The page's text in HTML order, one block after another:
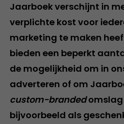
Jaarboek verschijnt in
verplichte kost voor
marketing te maken
bieden een beperkt
de mogelijkheid om in
adverteren of om
custom-brandedomslag
bijvoorbeeld als